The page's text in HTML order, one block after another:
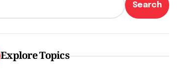
Search
Explore Topics